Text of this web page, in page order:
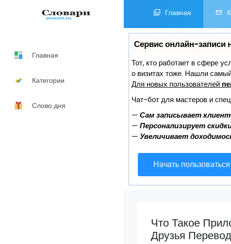
Главная
Главная
Категории
Слово дня
Сервис онлайн-
Тот, кто работает в сфере
о визитах тоже. Нашли
Для новых пользователей
Чат-бот для мастеров и
— Сам записывает
— Персонализирует
— Увеличивает
Начать
Что Такое
Друзья